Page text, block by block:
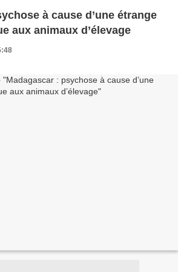
à cause d’une étrange
aux animaux d’élevage